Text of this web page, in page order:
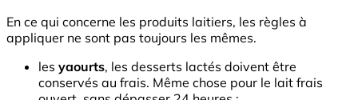
En ce qui concerne les produits laitiers, les règles à
appliquer ne sont pas toujours les mêmes.
les yaourts, les desserts lactés doivent être
conservés au frais. Même chose pour le lait frais